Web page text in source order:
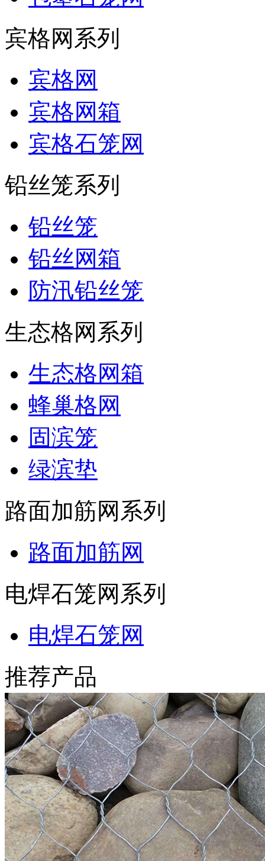
宾格网系列
宾格网
宾格网箱
宾格石笼网
铅丝笼系列
铅丝笼
铅丝网箱
防汛铅丝笼
生态格网系列
生态格网箱
蜂巢格网
固滨笼
绿滨垫
路面加筋网系列
路面加筋网
电焊石笼网系列
电焊石笼网
推荐产品